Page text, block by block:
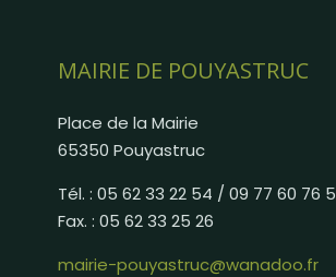
MAIRIE DE POUYASTRUC
Place de la Mairie
65350 Pouyastruc
Tél. : 05 62 33 22 54 / 09 77 60 76
Fax. : 05 62 33 25 26
mairie-pouyastruc@wanadoo.fr